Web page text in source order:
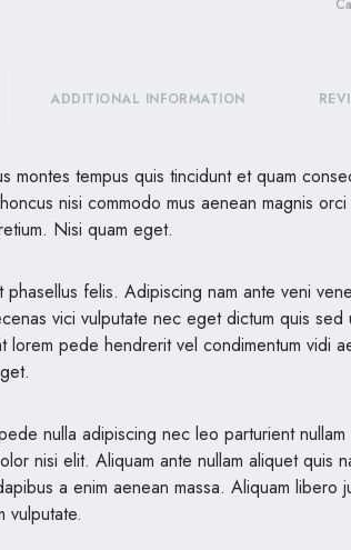
ADDITIONAL INFORMATION
montes tempus quis tincidunt et quam
nisi commodo mus aenean magnis
Nisi quam eget.
phasellus felis. Adipiscing nam ante veni
vici vulputate nec eget dictum quis
lorem pede hendrerit vel condimentum vidi
nulla adipiscing nec leo parturient
nisi elit. Aliquam ante nullam aliquet quis
a enim aenean massa. Aliquam libero
vulputate.